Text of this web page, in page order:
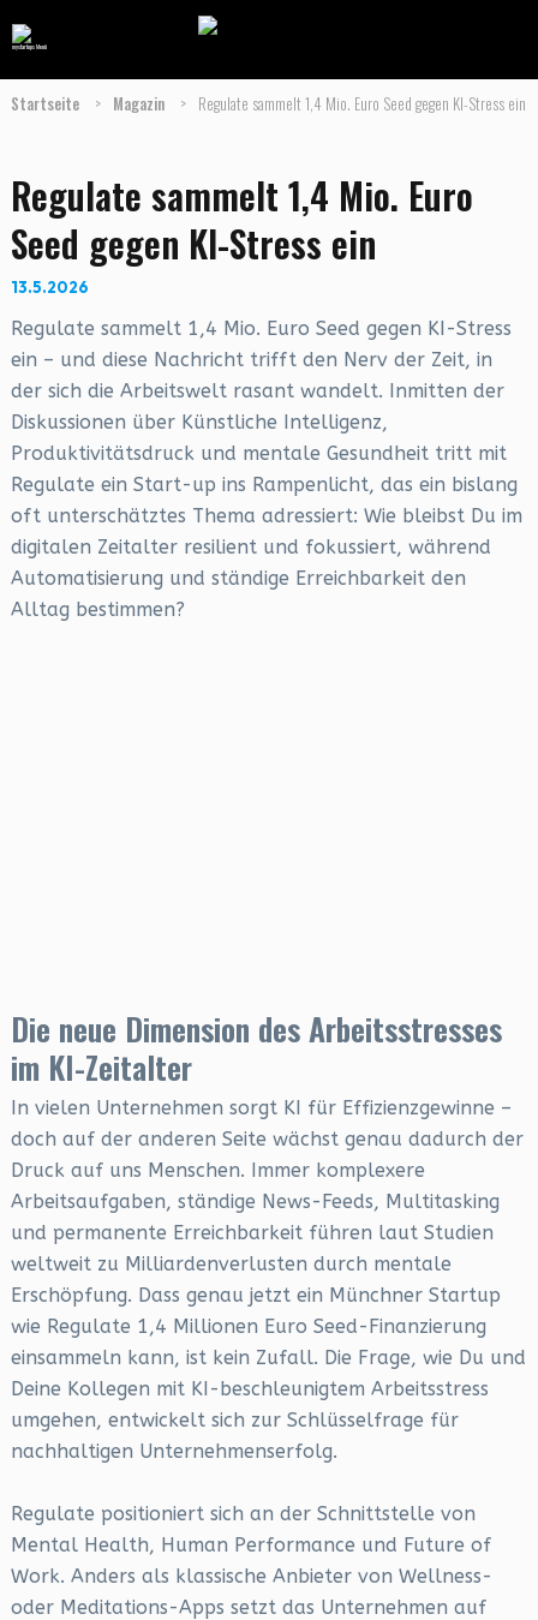
Startseite > Magazin > Regulate sammelt 1,4 Mio. Euro Seed gegen KI-Stress ein
Regulate sammelt 1,4 Mio. Euro
Seed gegen KI-Stress ein
13.5.2026
Regulate sammelt 1,4 Mio. Euro Seed gegen KI-Stress
ein – und diese Nachricht trifft den Nerv der Zeit, in
der sich die Arbeitswelt rasant wandelt. Inmitten der
Diskussionen über Künstliche Intelligenz,
Produktivitätsdruck und mentale Gesundheit tritt mit
Regulate ein Start-up ins Rampenlicht, das ein bislang
oft unterschätztes Thema adressiert: Wie bleibst Du im
digitalen Zeitalter resilient und fokussiert, während
Automatisierung und ständige Erreichbarkeit den
Alltag bestimmen?
Die neue Dimension des Arbeitsstresses
im KI-Zeitalter
In vielen Unternehmen sorgt KI für Effizienzgewinne –
doch auf der anderen Seite wächst genau dadurch der
Druck auf uns Menschen. Immer komplexere
Arbeitsaufgaben, ständige News-Feeds, Multitasking
und permanente Erreichbarkeit führen laut Studien
weltweit zu Milliardenverlusten durch mentale
Erschöpfung. Dass genau jetzt ein Münchner Startup
wie Regulate 1,4 Millionen Euro Seed-Finanzierung
einsammeln kann, ist kein Zufall. Die Frage, wie Du und
Deine Kollegen mit KI-beschleunigtem Arbeitsstress
umgehen, entwickelt sich zur Schlüsselfrage für
nachhaltigen Unternehmenserfolg.
Regulate positioniert sich an der Schnittstelle von
Mental Health, Human Performance und Future of
Work. Anders als klassische Anbieter von Wellness-
oder Meditations-Apps setzt das Unternehmen auf